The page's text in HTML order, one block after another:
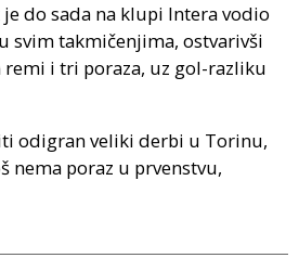
do sada na klupi Intera vodio
svim takmičenjima, ostvarivši
remi i tri poraza, uz gol-razliku
odigran veliki derbi u Torinu,
nema poraz u prvenstvu,